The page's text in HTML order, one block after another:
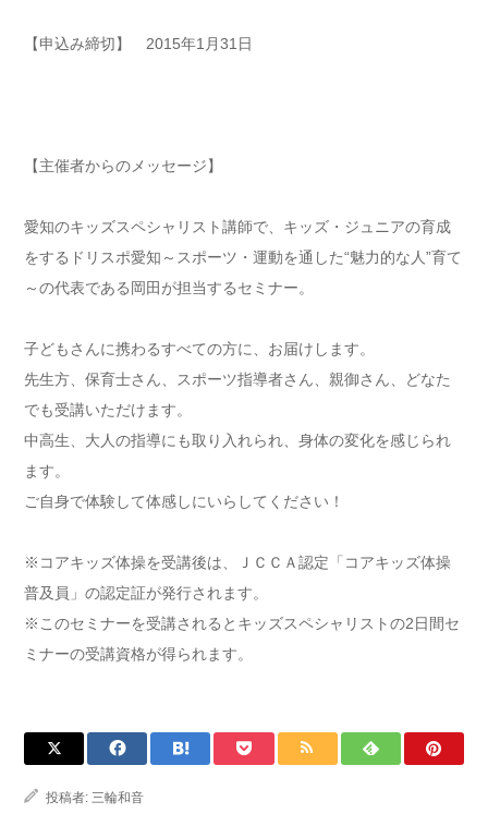
【申込み締切】 2015年1月31日
【主催者からのメッセージ】
愛知のキッズスペシャリスト講師で、キッズ・ジュニアの育成
をするドリスポ愛知～スポーツ・運動を通した“魅力的な人”育て
～の代表である岡田が担当するセミナー。
子どもさんに携わるすべての方に、お届けします。
先生方、保育士さん、スポーツ指導者さん、親御さん、どなた
でも受講いただけます。
中高生、大人の指導にも取り入れられ、身体の変化を感じられ
ます。
ご自身で体験して体感しにいらしてください！
※コアキッズ体操を受講後は、ＪＣＣＡ認定「コアキッズ体操
普及員」の認定証が発行されます。
※このセミナーを受講されるとキッズスペシャリストの2日間セ
ミナーの受講資格が得られます。
投稿者: 三輪和音